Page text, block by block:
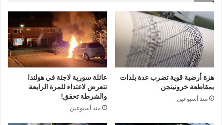
هزة أرضية قوية تضرب عدة بلدات
بمقاطعة خرونينجن
منذ أسبوعين
عائلة سورية لاجئة في هولندا
تتعرض لاعتداء للمرة الرابعة
والشرطة تحقق!
منذ أسبوعين